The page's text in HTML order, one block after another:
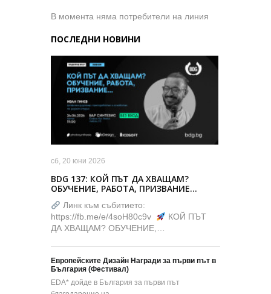
В момента няма потребители на линия
ПОСЛЕДНИ НОВИНИ
сб, 20 юни 2026
BDG 137: КОЙ ПЪТ ДА ХВАЩАМ?
ОБУЧЕНИЕ, РАБОТА, ПРИЗВАНИЕ…
Линк към събитието:
https://fb.me/e/4soH80c9v
КОЙ ПЪТ
ДА ХВАЩАМ? ОБУЧЕНИЕ,…
Европейските Дизайн Награди за първи път в
България (Фестивал)
EDA* дойде в България за първи път